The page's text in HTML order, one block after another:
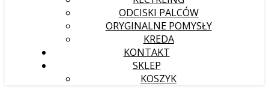
ODCISKI PALCÓW
ORYGINALNE POMYSŁY
KREDA
KONTAKT
SKLEP
KOSZYK